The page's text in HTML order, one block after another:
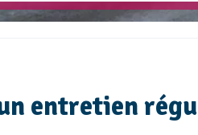
entretien